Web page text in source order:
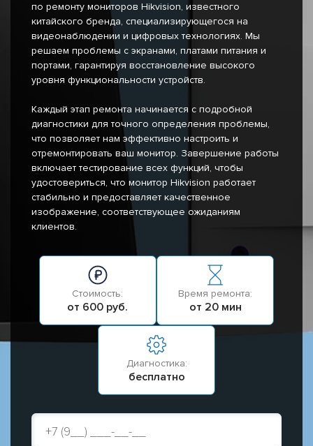
по ремонту мониторов Hikvision, известного
китайского бренда, специализирующегося на
видеонаблюдении и цифровых технологиях. Мы
решаем проблемы с экранами, платами питания и
портами, гарантируя восстановление высокого
уровня функциональности устройств.
Каждый этап ремонта начинается с подробной
диагностики для точного определения проблемы,
что позволяет нам эффективно настроить и
отремонтировать ваш монитор. Завершение работы
включает тестирование всех функций, чтобы
удостовериться, что монитор Hikvision работает
стабильно и предоставляет качественное
изображение, соответствующее ожиданиям
клиентов.
Стоимость:
от 600 руб.
Время ремонта:
от 20 мин
Диагностика:
бесплатно